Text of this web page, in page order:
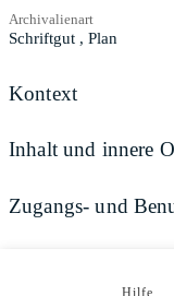
Archivalienart
Schriftgut , Plan
Kontext
Inhalt und innere
Zugangs- und
Hilfe